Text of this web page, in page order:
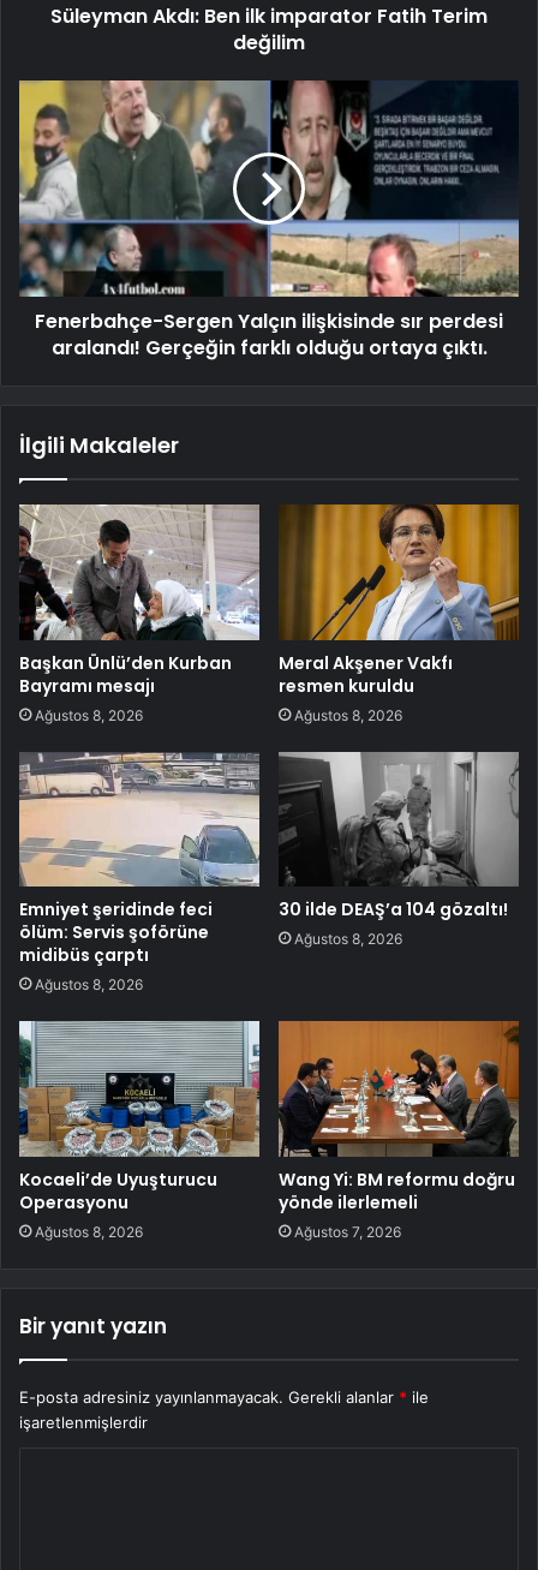
Süleyman Akdı: Ben ilk imparator Fatih Terim
değilim
Fenerbahçe-Sergen Yalçın ilişkisinde sır perdesi
aralandı! Gerçeğin farklı olduğu ortaya çıktı.
İlgili Makaleler
Başkan Ünlü’den Kurban
Bayramı mesajı
Ağustos 8, 2026
Meral Akşener Vakfı
resmen kuruldu
Ağustos 8, 2026
Emniyet şeridinde feci
ölüm: Servis şoförüne
midibüs çarptı
Ağustos 8, 2026
30 ilde DEAŞ’a 104 gözaltı!
Ağustos 8, 2026
Kocaeli’de Uyuşturucu
Operasyonu
Ağustos 8, 2026
Wang Yi: BM reformu doğru
yönde ilerlemeli
Ağustos 7, 2026
Bir yanıt yazın
E-posta adresiniz yayınlanmayacak. Gerekli alanlar * ile
işaretlenmişlerdir